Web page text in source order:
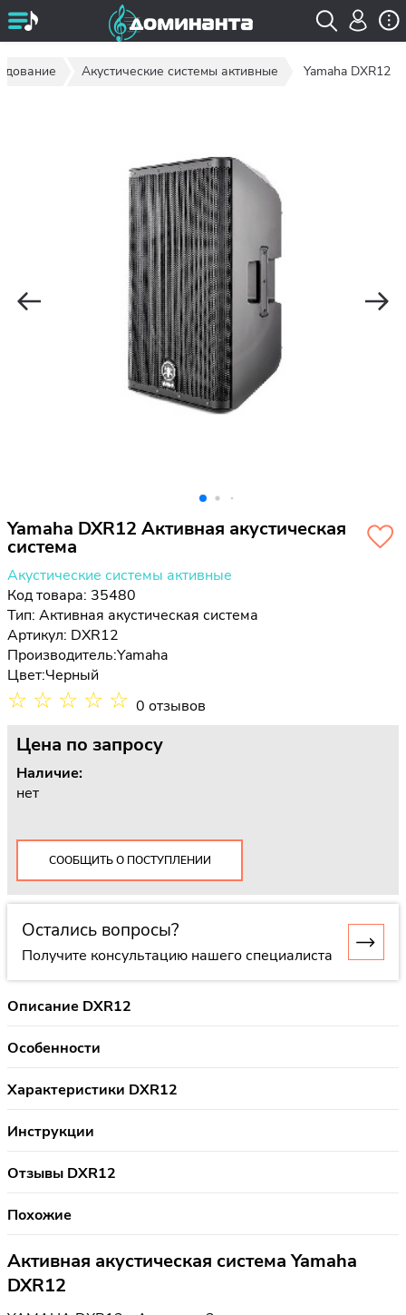
Акустические системы активные Yamaha DXR12
Yamaha DXR12 Активная акустическая
система
Акустические системы активные
Код товара: 35480
Тип: Активная акустическая система
Артикул: DXR12
Производитель:Yamaha
Цвет:Черный
☆ ☆ ☆ ☆ ☆ 0 отзывов
Цена по запросу
Наличие:
нет
СООБЩИТЬ О ПОСТУПЛЕНИИ
Остались вопросы?
Получите консультацию нашего специалиста
Описание DXR12
Особенности
Характеристики DXR12
Инструкции
Отзывы DXR12
Похожие
Активная акустическая система Yamaha
DXR12